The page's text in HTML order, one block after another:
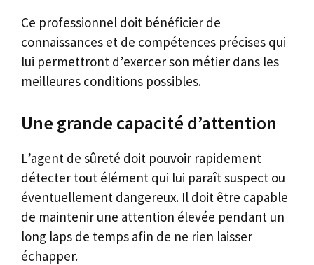
Ce professionnel doit bénéficier de
connaissances et de compétences précises qui
lui permettront d’exercer son métier dans les
meilleures conditions possibles.
Une grande capacité d’attention
L’agent de sûreté doit pouvoir rapidement
détecter tout élément qui lui paraît suspect ou
éventuellement dangereux. Il doit être capable
de maintenir une attention élevée pendant un
long laps de temps afin de ne rien laisser
échapper.